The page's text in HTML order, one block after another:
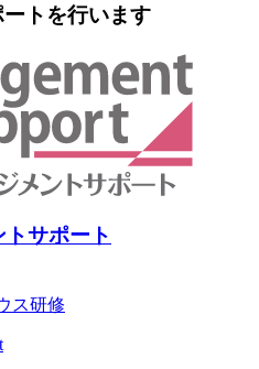
トを行います
サポート
ス研修